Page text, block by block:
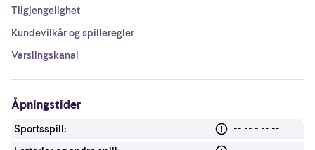
Tilgjengelighet
Kundevilkår og spilleregler
Varslingskanal
Åpningstider
Sportsspill:
--:-- - --:--